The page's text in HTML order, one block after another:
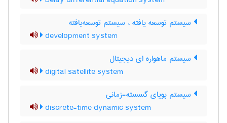
سیستم توسعه یافته ، سیستم توسعه‌یافته
development system
سیستم ماهواره ای دیجیتال
digital satellite system
سیستم پویای گسسته-زمانی
discrete-time dynamic system